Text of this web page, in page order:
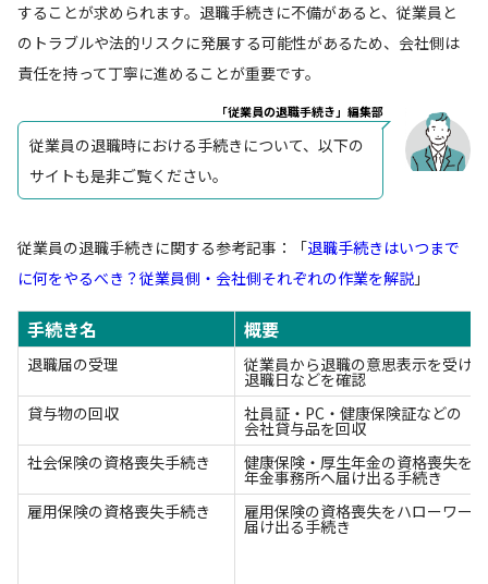
することが求められます。退職手続きに不備があると、従業員と
のトラブルや法的リスクに発展する可能性があるため、会社側は
責任を持って丁寧に進めることが重要です。
「従業員の退職手続き」編集部
従業員の退職時における手続きについて、以下の
サイトも是非ご覧ください。
従業員の退職手続きに関する参考記事：「退職手続きはいつまで
に何をやるべき？従業員側・会社側それぞれの作業を解説 」
手続き名 概要
退職届の受理 従業員から退職の意思表示を受け
退職日などを確認
貸与物の回収
社員証・PC・健康保険証などの
会社貸与品を回収
社会保険の資格喪失手続き
健康保険・厚生年金の資格喪失を
年金事務所へ届け出る手続き
雇用保険の資格喪失手続き
雇用保険の資格喪失をハローワー
届け出る手続き